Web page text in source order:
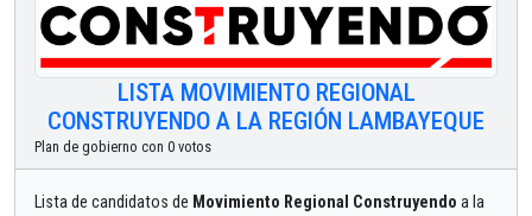
LISTA MOVIMIENTO REGIONAL
CONSTRUYENDO A LA REGIÓN LAMBAYEQUE
Plan de gobierno con 0 votos
Lista de candidatos de Movimiento Regional Construyendo a la